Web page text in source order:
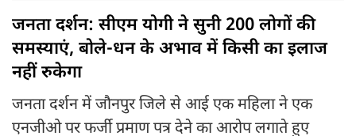
जनता दर्शन: सीएम योगी ने सुनी 200 लोगों की
समस्याएं, बोले-धन के अभाव में किसी का इलाज
नहीं रुकेगा
जनता दर्शन में जौनपुर जिले से आई एक महिला ने एक
एनजीओ पर फर्जी प्रमाण पत्र देने का आरोप लगाते हुए